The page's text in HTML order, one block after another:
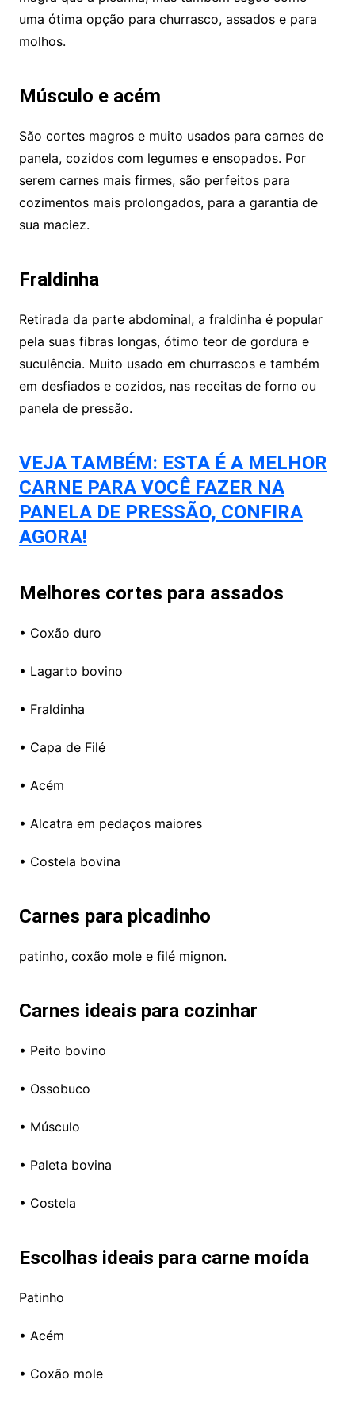
uma ótima opção para churrasco, assados e para
molhos.
Músculo e acém
São cortes magros e muito usados para carnes de
panela, cozidos com legumes e ensopados. Por
serem carnes mais firmes, são perfeitos para
cozimentos mais prolongados, para a garantia de
sua maciez.
Fraldinha
Retirada da parte abdominal, a fraldinha é popular
pela suas fibras longas, ótimo teor de gordura e
suculência. Muito usado em churrascos e também
em desfiados e cozidos, nas receitas de forno ou
panela de pressão.
VEJA TAMBÉM: ESTA É A MELHOR
CARNE PARA VOCÊ FAZER NA
PANELA DE PRESSÃO, CONFIRA
AGORA!
Melhores cortes para assados
• Coxão duro
• Lagarto bovino
• Fraldinha
• Capa de Filé
• Acém
• Alcatra em pedaços maiores
• Costela bovina
Carnes para picadinho
patinho, coxão mole e filé mignon.
Carnes ideais para cozinhar
• Peito bovino
• Ossobuco
• Músculo
• Paleta bovina
• Costela
Escolhas ideais para carne moída
Patinho
• Acém
• Coxão mole